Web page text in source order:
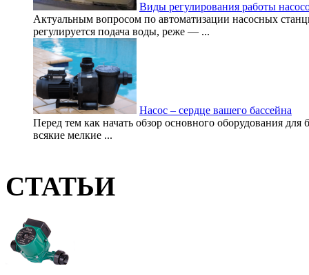
Виды регулирования работы
Актуальным вопросом по автоматизации насосных
регулируется подача воды, реже — ...
Насос – сердце вашего бассейна
Перед тем как начать обзор основного оборудования для
всякие мелкие ...
СТАТЬИ